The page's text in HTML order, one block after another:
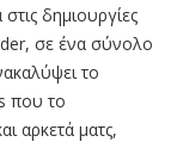
δημιουργίες
σε ένα σύνολο
το
που το
αρκετά ματς,